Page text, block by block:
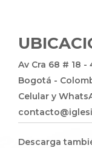
Av Cra 68 # 18 -
Bogotá -
Celular y
Descarga